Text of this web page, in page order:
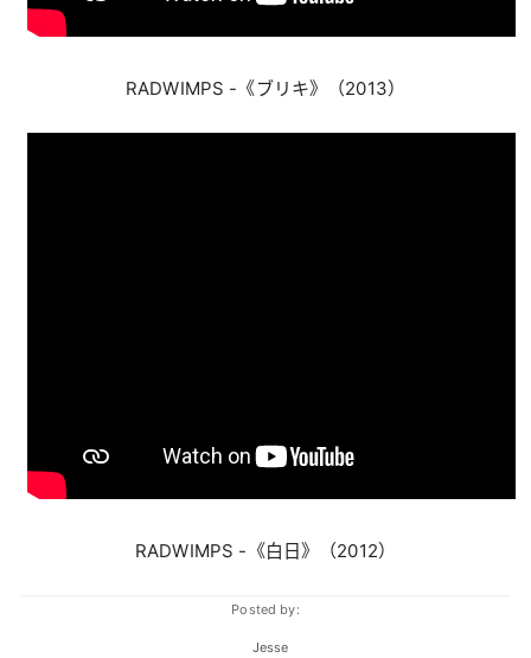
RADWIMPS -《ブリキ》（2013）
RADWIMPS -《白日》（2012）
Posted by:
Jesse